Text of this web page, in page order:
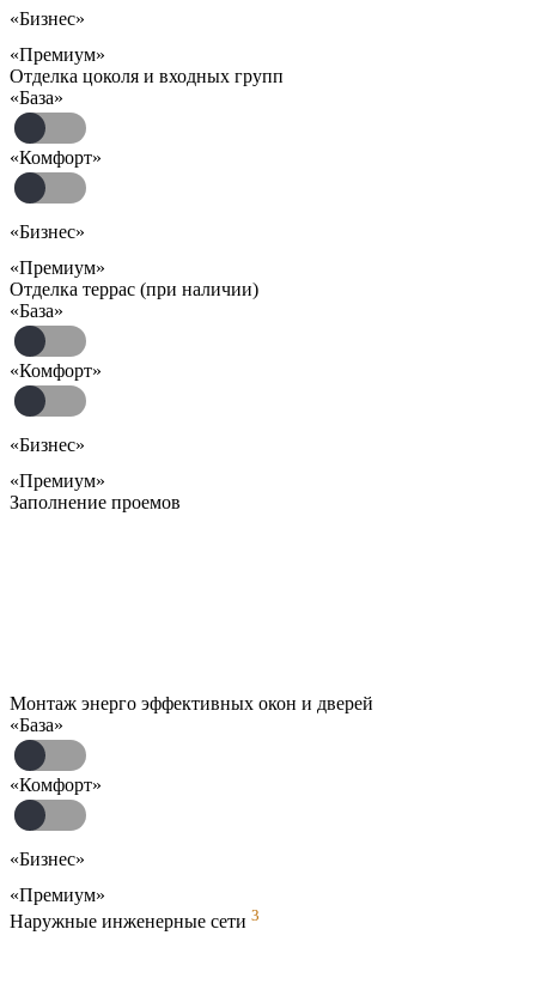
«Бизнес»
«Премиум»
Отделка цоколя и входных групп
«База»
«Комфорт»
«Бизнес»
«Премиум»
Отделка террас (при наличии)
«База»
«Комфорт»
«Бизнес»
«Премиум»
Заполнение проемов
Монтаж энерго эффективных окон и дверей
«База»
«Комфорт»
«Бизнес»
«Премиум»
Наружные инженерные сети 3